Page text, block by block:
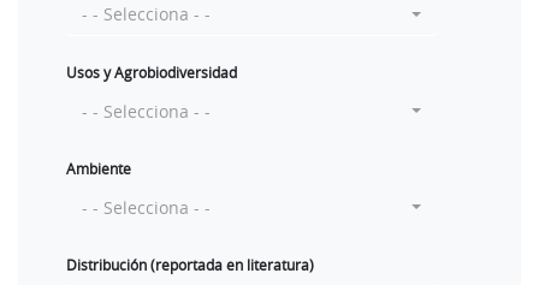
- - Selecciona - -
Usos y Agrobiodiversidad
- - Selecciona - -
Ambiente
- - Selecciona - -
Distribución (reportada en literatura)